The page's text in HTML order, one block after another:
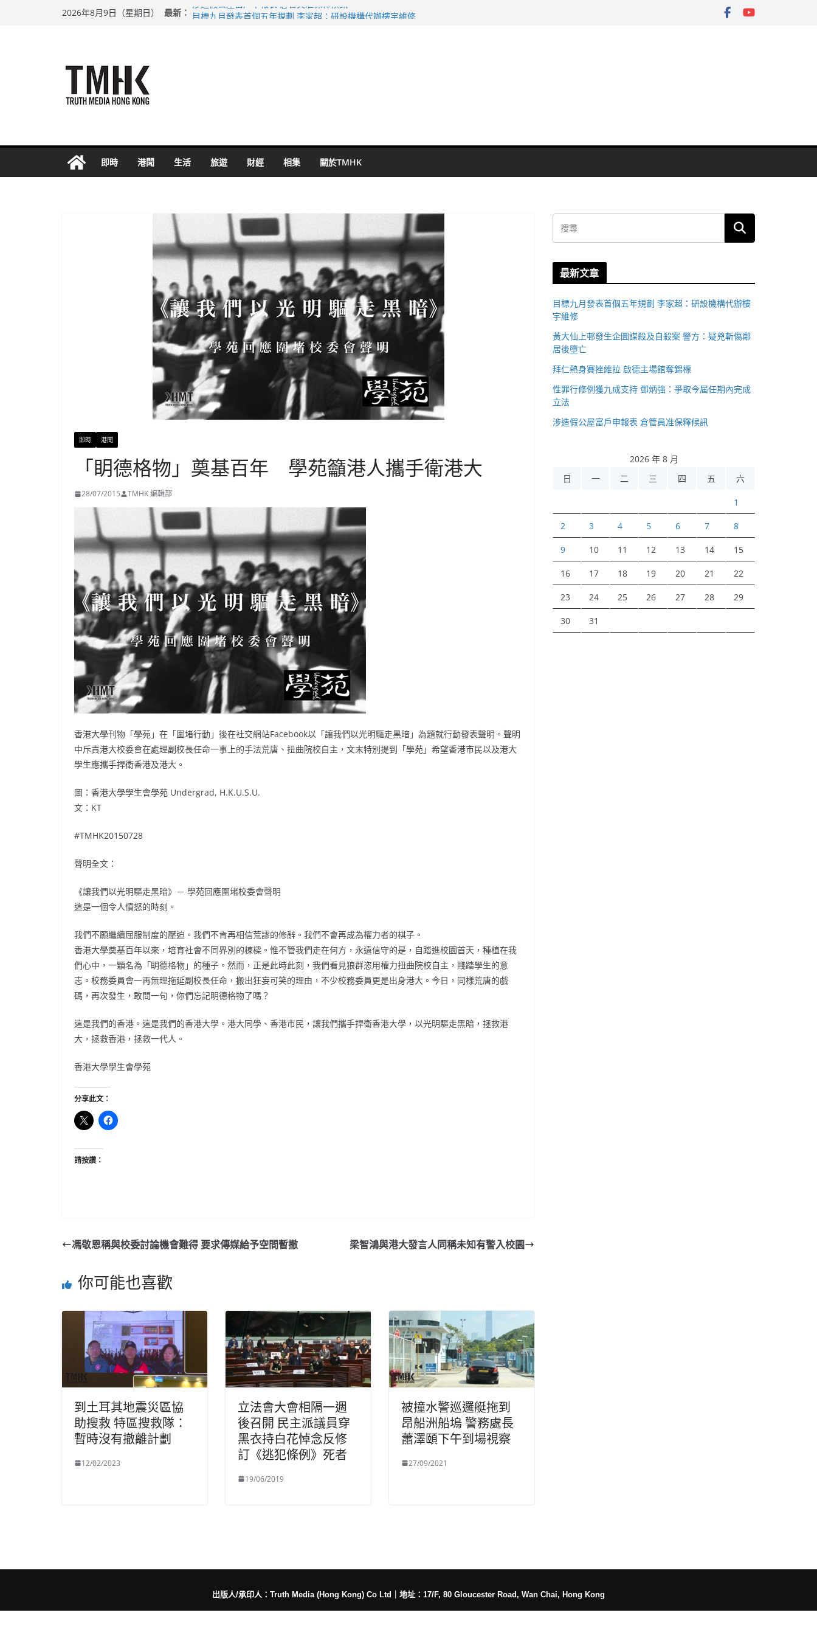
2026年8月9日（星期日） 最新： 涉造假公屋富戶申報表 倉管員准保釋候訊
即時 港聞 生活 旅遊 財經 相集 關於TMHK
即時 港聞
「眀德格物」奠基百年 學苑籲港人攜手衛港大
28/07/2015 TMHK 編輯部
香港大學刊物「學苑」在「圍堵行動」後在社交網站Facebook以「讓我們以光明驅走黑暗」為題就行動發表聲明。聲明
中斥責港大校委會在處理副校長任命一事上的手法荒唐、扭曲院校自主，文末特別提到「學苑」希望香港市民以及港大
學生應攜手捍衛香港及港大。
圖：香港大學學生會學苑 Undergrad, H.K.U.S.U.
文：KT
#TMHK20150728
聲明全文：
《讓我們以光明驅走黑暗》－ 學苑回應圍堵校委會聲明
這是一個令人憤怒的時刻。
我們不願繼續屈服制度的壓迫。我們不肯再相信荒謬的修辭。我們不會再成為權力者的棋子。
香港大學奠基百年以來，培育社會不同界別的棟樑。惟不管我們走在何方，永遠信守的是，自踏進校園首天，種植在我
們心中，一顆名為「眀德格物」的種子。然而，正是此時此刻，我們看見狼群恣用權力扭曲院校自主，賤踏學生的意
志。校務委員會一再無理拖延副校長任命，搬出狂妄可笑的理由，不少校務委員更是出身港大。今日，同樣荒唐的戲
碼，再次發生，敢問一句，你們忘記眀德格物了嗎？
這是我們的香港。這是我們的香港大學。港大同學、香港市民，讓我們攜手捍衛香港大學，以光明驅走黑暗，拯救港
大，拯救香港，拯救一代人。
香港大學學生會學苑
分享此文：
請按讚：
馮敬恩稱與校委討論機會難得 要求傳媒給予空間暫撤 梁智鴻與港大發言人同稱未知有警入校園
你可能也喜歡
到土耳其地震災區協
助搜救 特區搜救隊：
暫時沒有撤離計劃
12/02/2023
立法會大會相隔一週
後召開 民主派議員穿
黑衣持白花悼念反修
訂《逃犯條例》死者
19/06/2019
被撞水警巡邏艇拖到
昂船洲船塢 警務處長
蕭澤頤下午到場視察
27/09/2021
最新文章
目標九月發表首個五年規劃 李家超：研設機構代辦樓
宇維修
黃大仙上邨發生企圖謀殺及自殺案 警方：疑兇斬傷鄰
居後墮亡
拜仁熱身賽挫維拉 啟德主場館奪錦標
性罪行修例獲九成支持 鄧炳強：爭取今屆任期內完成
立法
涉造假公屋富戶申報表 倉管員准保釋候訊
2026 年 8 月
日
一 二 三 四 五 六
1
2 3 4 5 6 7 8
9 10 11 12 13 14 15
16 17 18 19 20 21 22
23 24 25 26 27 28 29
30 31
出版人/承印人：Truth Media (Hong Kong) Co Ltd 地址：17/F, 80 Gloucester Road, Wan Chai, Hong Kong